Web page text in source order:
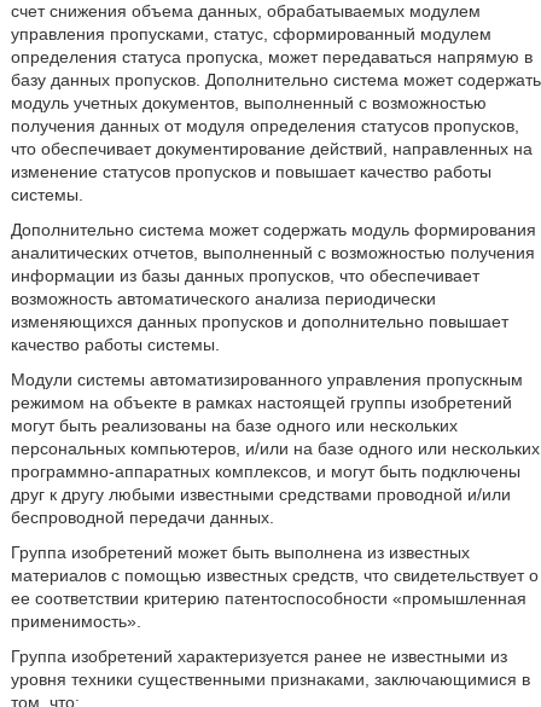
счет снижения объема данных, обрабатываемых модулем
управления пропусками, статус, сформированный модулем
определения статуса пропуска, может передаваться напрямую в
базу данных пропусков. Дополнительно система может содержать
модуль учетных документов, выполненный с возможностью
получения данных от модуля определения статусов пропусков,
что обеспечивает документирование действий, направленных на
изменение статусов пропусков и повышает качество работы
системы.
Дополнительно система может содержать модуль формирования
аналитических отчетов, выполненный с возможностью получения
информации из базы данных пропусков, что обеспечивает
возможность автоматического анализа периодически
изменяющихся данных пропусков и дополнительно повышает
качество работы системы.
Модули системы автоматизированного управления пропускным
режимом на объекте в рамках настоящей группы изобретений
могут быть реализованы на базе одного или нескольких
персональных компьютеров, и/или на базе одного или нескольких
программно-аппаратных комплексов, и могут быть подключены
друг к другу любыми известными средствами проводной и/или
беспроводной передачи данных.
Группа изобретений может быть выполнена из известных
материалов с помощью известных средств, что свидетельствует о
ее соответствии критерию патентоспособности «промышленная
применимость».
Группа изобретений характеризуется ранее не известными из
уровня техники существенными признаками, заключающимися в
том, что: